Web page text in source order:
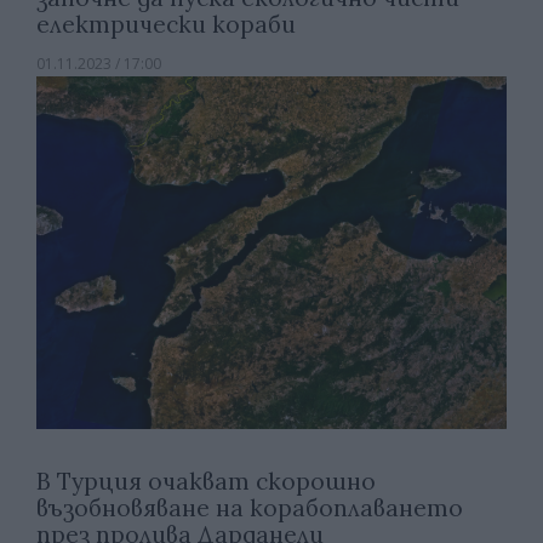
електрически кораби
01.11.2023 / 17:00
В Турция очакват скорошно
възобновяване на корабоплаването
през пролива Дарданели